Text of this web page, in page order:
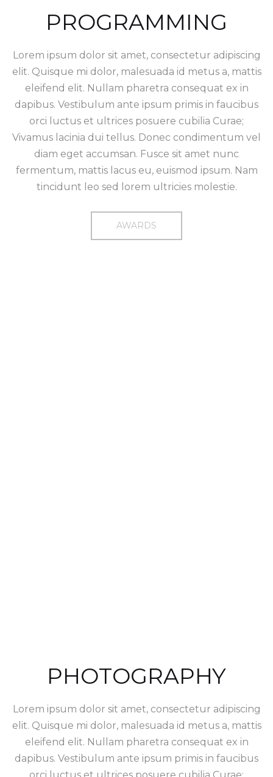
PROGRAMMING
Lorem ipsum dolor sit amet, consectetur adipiscing
elit. Quisque mi dolor, malesuada id metus a, mattis
eleifend elit. Nullam pharetra consequat ex in
dapibus. Vestibulum ante ipsum primis in faucibus
orci luctus et ultrices posuere cubilia Curae;
Vivamus lacinia dui tellus. Donec condimentum vel
diam eget accumsan. Fusce sit amet nunc
fermentum, mattis lacus eu, euismod ipsum. Nam
tincidunt leo sed lorem ultricies molestie.
AWARDS
PHOTOGRAPHY
Lorem ipsum dolor sit amet, consectetur adipiscing
elit. Quisque mi dolor, malesuada id metus a, mattis
eleifend elit. Nullam pharetra consequat ex in
dapibus. Vestibulum ante ipsum primis in faucibus